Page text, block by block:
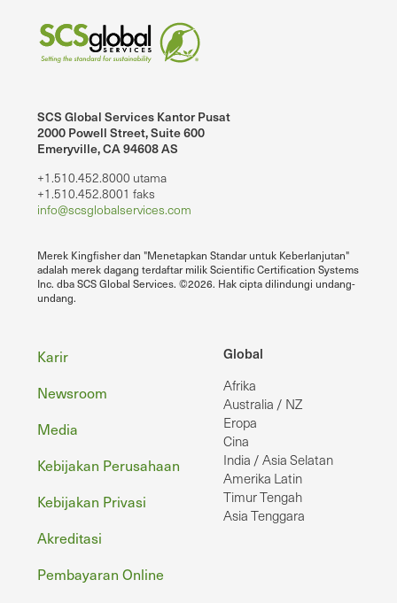
SCS Global Services Kantor Pusat
2000 Powell Street, Suite 600
Emeryville, CA 94608 AS
+1.510.452.8000 utama
+1.510.452.8001 faks
info@scsglobalservices.com
Merek Kingfisher dan "Menetapkan Standar untuk Keberlanjutan"
adalah merek dagang terdaftar milik Scientific Certification Systems
Inc. dba SCS Global Services. ©2026. Hak cipta dilindungi undang-
undang.
Global
Afrika
Australia / NZ
Eropa
Cina
India / Asia Selatan
Amerika Latin
Timur Tengah
Asia Tenggara
Footer
Karir
Newsroom
Media
Kebijakan Perusahaan
Kebijakan Privasi
Akreditasi
Pembayaran Online